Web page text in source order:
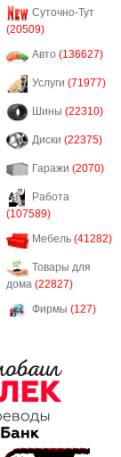
Суточно-Тут
(20509)
Авто (136627)
Услуги (71977)
Шины (22310)
Диски (22375)
Гаражи (2070)
Работа
(107589)
Мебель (41282)
Товары для
дома (22827)
Фирмы (127)